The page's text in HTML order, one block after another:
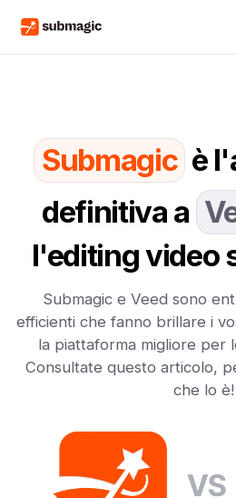
Submagic è
definitiva a
l'editing video
Submagic e Veed sono
efficienti che fanno brillare i
la piattaforma migliore per
Consultate questo articolo,
che lo è!